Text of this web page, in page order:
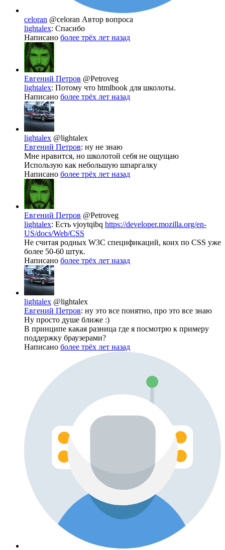
celoran @celoran Автор вопроса
lightalex: Спасибо
Написано более трёх лет назад
Евгений Петров @Petroveg
lightalex: Потому что htmlbook для школоты.
Написано более трёх лет назад
lightalex @lightalex
Евгений Петров: ну не знаю
Мне нравится, но школотой себя не ощущаю
Использую как небольшую шпаргалку
Написано более трёх лет назад
Евгений Петров @Petroveg
lightalex: Есть vjoytqibq https://developer.mozilla.org/en-
US/docs/Web/CSS
Не считая родных W3C спецификаций, коих по CSS уже
более 50-60 штук.
Написано более трёх лет назад
lightalex @lightalex
Евгений Петров: ну это все понятно, про это все знаю
Ну просто душе ближе :)
В принципе какая разница где я посмотрю к примеру
поддержку браузерами?
Написано более трёх лет назад